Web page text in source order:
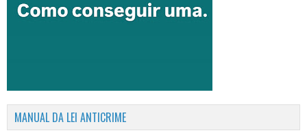
MANUAL DA LEI ANTICRIME